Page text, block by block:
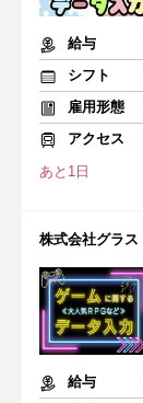
給与
シフト
雇用形態
アクセス
あと1日
株式会社グラ
給与